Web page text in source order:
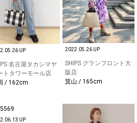
UP
名古屋タカシマヤ
トタワーモール店
/ 162cm
2022.05.26 UP
SHIPS グランフロント大
阪店
箕山 / 165cm
UP